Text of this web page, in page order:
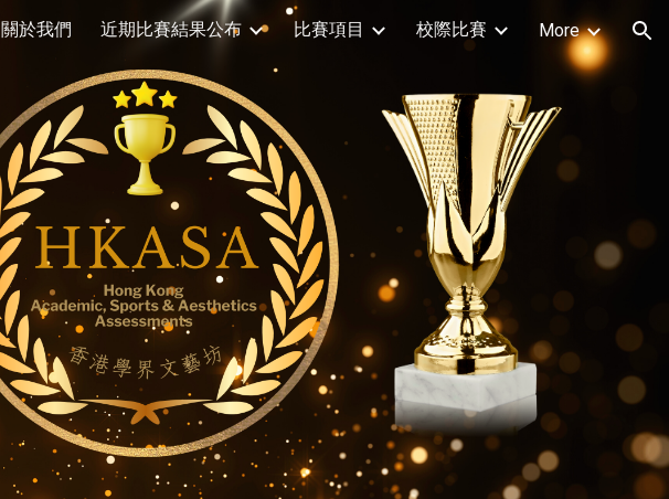
Skip to navigation
關於我們 近期比賽結果公布 比賽項目 校際比賽 More